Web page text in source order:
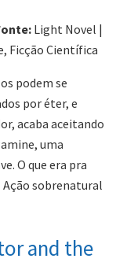
Light Novel |
Ficção Científica
podem se
por éter, e
acaba aceitando
uma
O que era pra
Ação sobrenatural
and the